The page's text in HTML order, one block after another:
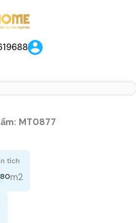
MT0877
tích
80m2